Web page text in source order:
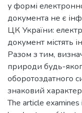
у формі
документа не є
ЦК України:
документ містять
Разом з тим,
природи будь-
оборотоздатного
знаковий
The article